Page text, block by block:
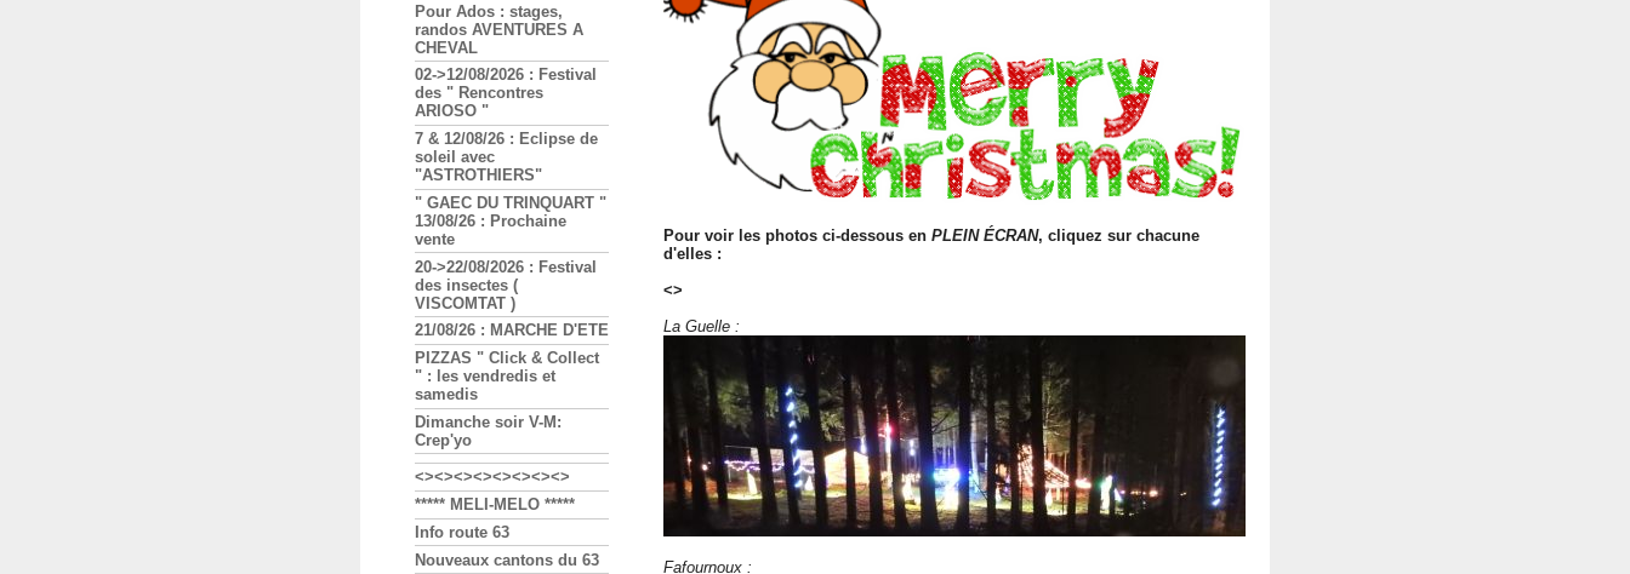
Pour voir les photos ci-dessous en PLEIN ÉCRAN, cliquez sur chacune
d'elles :
<>
La Guelle :
Fafournoux :
Pour Ados : stages,
randos AVENTURES A
CHEVAL
02->12/08/2026 : Festival
des " Rencontres
ARIOSO "
7 & 12/08/26 : Eclipse de
soleil avec
"ASTROTHIERS"
" GAEC DU TRINQUART "
13/08/26 : Prochaine
vente
20->22/08/2026 : Festival
des insectes (
VISCOMTAT )
21/08/26 : MARCHE D'ETE
PIZZAS " Click & Collect
" : les vendredis et
samedis
Dimanche soir V-M:
Crep'yo
<><><><><><><><>
***** MELI-MELO *****
Info route 63
Nouveaux cantons du 63